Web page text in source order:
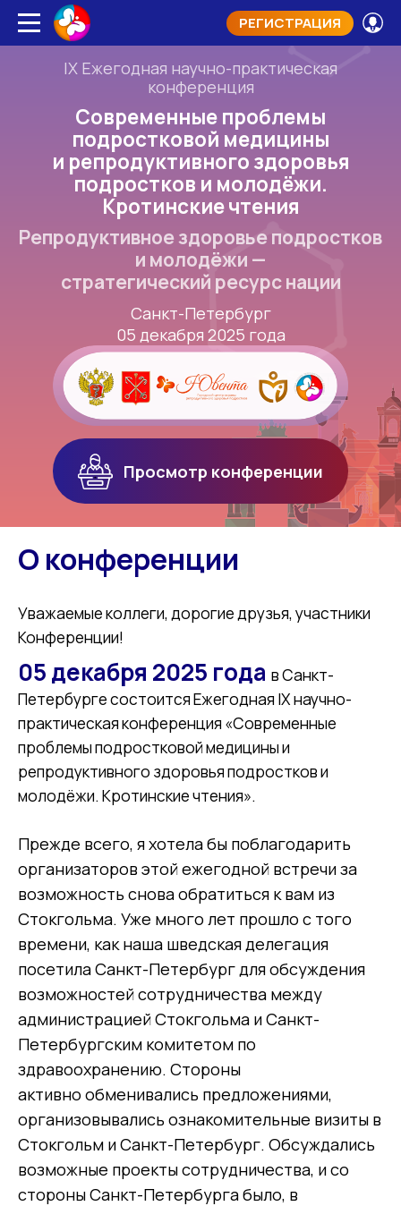
РЕГИСТРАЦИЯ
IX Ежегодная научно-практическая
конференция
Современные проблемы
подростковой медицины
и репродуктивного здоровья
подростков и молодёжи.
Кротинские чтения
Репродуктивное здоровье подростков
и молодёжи —
стратегический ресурс нации
Санкт-Петербург
05 декабря 2025 года
Просмотр конференции
О конференции
Уважаемые коллеги, дорогие друзья, участники
Конференции!
05 декабря 2025 года в Санкт-
Петербурге состоится Ежегодная IX научно-
практическая конференция «Современные
проблемы подростковой медицины и
репродуктивного здоровья подростков и
молодёжи. Кротинские чтения».
Прежде всего, я хотела бы поблагодарить
организаторов этой ежегодной встречи за
возможность снова обратиться к вам из
Стокгольма. Уже много лет прошло с того
времени, как наша шведская делегация
посетила Санкт-Петербург для обсуждения
возможностей сотрудничества между
администрацией Стокгольма и Санкт-
Петербургским комитетом по
здравоохранению. Стороны
активно обменивались предложениями,
организовывались ознакомительные визиты в
Стокгольм и Санкт-Петербург. Обсуждались
возможные проекты сотрудничества, и со
стороны Санкт-Петербурга было, в